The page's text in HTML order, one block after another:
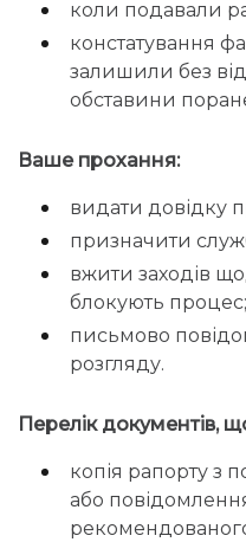
коли подавали
констатування
залишили без
обставини
Ваше прохання:
видати довідку
призначити
вжити заходів
блокують процес;
письмово
розгляду.
Перелік документів,
копія рапорту з
або